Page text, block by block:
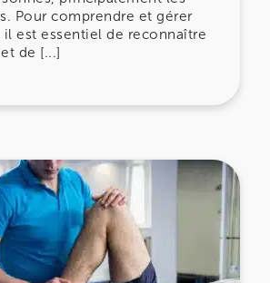
Pour comprendre et gérer
est essentiel de reconnaître
de [...]